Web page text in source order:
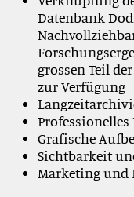
Datenbank
grossen Teil
zur Verfügung
Grafische
Sichtbarkeit
Marketing und